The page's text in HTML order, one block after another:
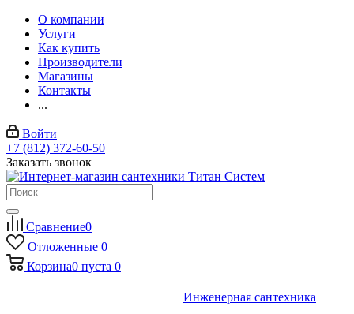
О компании
Услуги
Как купить
Производители
Магазины
Контакты
...
Войти
+7 (812) 372-60-50
Заказать звонок
Сравнение0
Отложенные 0
Корзина0 пуста 0
Инженерная сантехника